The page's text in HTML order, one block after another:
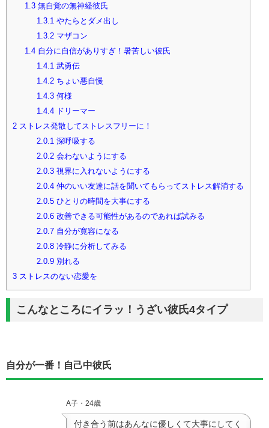
1.3無自覚の無神経彼氏
1.3.1 やたらとダメ出し
1.3.2マザコン
1.4自分に自信がありすぎ！暑苦しい彼氏
1.4.1 武勇伝
1.4.2ちょい悪自慢
1.4.3何様
1.4.4ドリーマー
2 ストレス発散してストレスフリーに！
2.0.1 深呼吸する
2.0.2会わないようにする
2.0.3視界に入れないようにする
2.0.4仲のいい友達に話を聞いてもらってストレス解消する
2.0.5ひとりの時間を大事にする
2.0.6改善できる可能性があるのであれば試みる
2.0.7自分が寛容になる
2.0.8冷静に分析してみる
2.0.9別れる
3 ストレスのない恋愛を
こんなところにイラッ！うざい彼氏4タイプ
自分が一番！自己中彼氏
A子・24歳
付き合う前はあんなに優しくて大事にしてく